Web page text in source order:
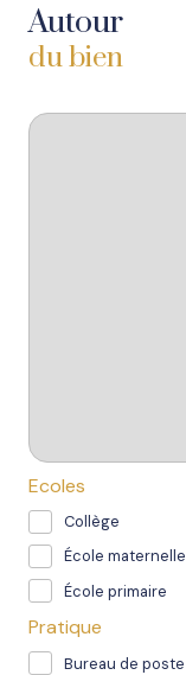
Autour
du bien
Ecoles
Collège
École maternelle
École primaire
Pratique
Bureau de poste